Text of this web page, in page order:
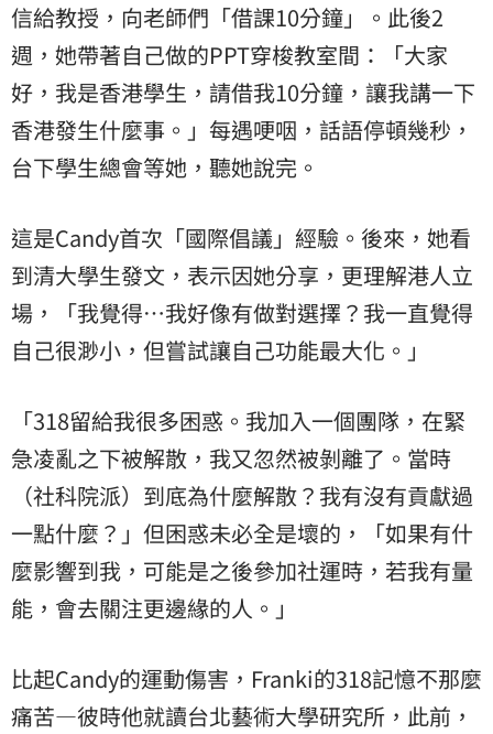
信給教授，向老師們「借課10分鐘」。此後2
週，她帶著自己做的PPT穿梭教室間：「大家
好，我是香港學生，請借我10分鐘，讓我講一下
香港發生什麼事。」每遇哽咽，話語停頓幾秒，
台下學生總會等她，聽她說完。
這是Candy首次「國際倡議」經驗。後來，她看
到清大學生發文，表示因她分享，更理解港人立
場，「我覺得…我好像有做對選擇？我一直覺得
自己很渺小，但嘗試讓自己功能最大化。」
「318留給我很多困惑。我加入一個團隊，在緊
急凌亂之下被解散，我又忽然被剝離了。當時
（社科院派）到底為什麼解散？我有沒有貢獻過
一點什麼？」但困惑未必全是壞的，「如果有什
麼影響到我，可能是之後參加社運時，若我有量
能，會去關注更邊緣的人。」
比起Candy的運動傷害，Franki的318記憶不那麼
痛苦—彼時他就讀台北藝術大學研究所，此前，